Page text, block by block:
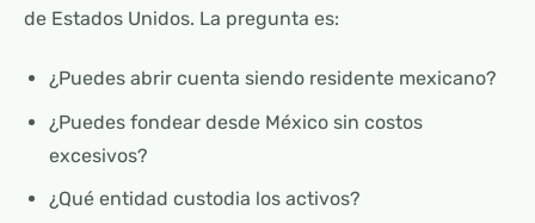
de Estados Unidos. La pregunta es:
¿Puedes abrir cuenta siendo residente mexicano?
¿Puedes fondear desde México sin costos
excesivos?
¿Qué entidad custodia los activos?